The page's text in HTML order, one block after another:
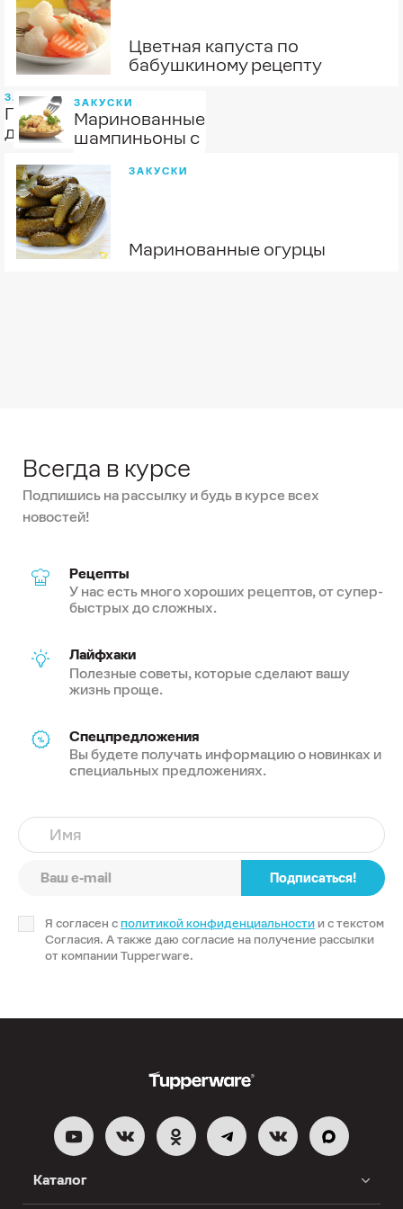
Цветная капуста по
бабушкиному рецепту
ЗАКУСКИ
Помидорчики
деревенские
ЗАКУСКИ
Маринованные
шампиньоны с
ЗАКУСКИ
Маринованные огурцы
Всегда в курсе
Подпишись на рассылку и будь в курсе всех
новостей!
Рецепты
У нас есть много хороших рецептов, от супер-
быстрых до сложных.
Лайфхаки
Полезные советы, которые сделают вашу
жизнь проще.
Спецпредложения
Вы будете получать информацию о новинках и
специальных предложениях.
Имя
Подписаться!
Я согласен с политикой конфиденциальности и с текстом
Согласия. А также даю согласие на получение рассылки
от компании Tupperware.
Каталог